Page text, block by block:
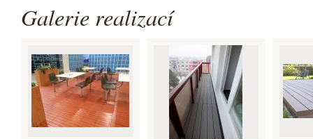
Galerie realizací